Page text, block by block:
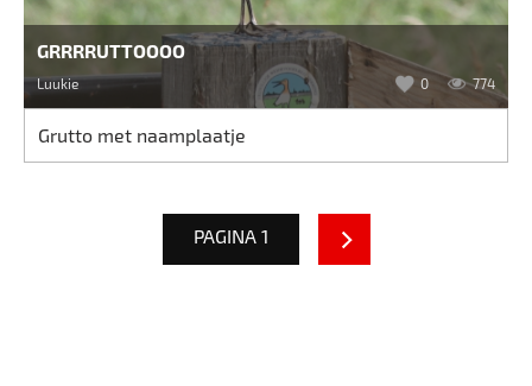
GRRRRUTTOOOO
Luukie 0 774
Grutto met naamplaatje
PAGINA 1